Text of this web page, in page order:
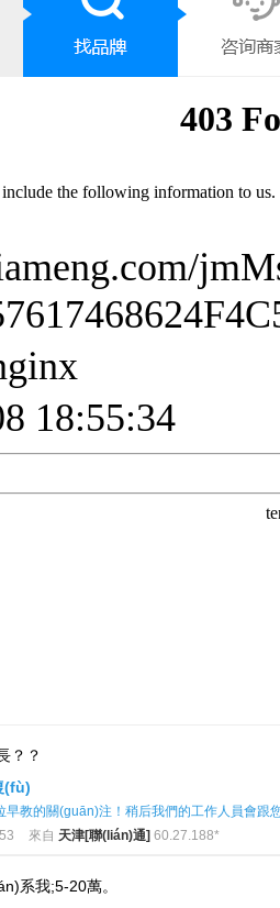
？？
(fù)
早教的關(guān)注！稍后我們的工作人員會跟
來自 天津[聯(lián)通] 60.27.188*
系我;5-20萬。